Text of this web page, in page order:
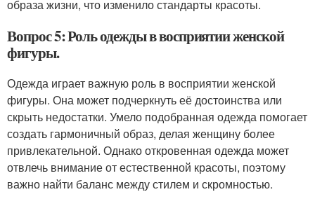
образа жизни, что изменило стандарты красоты.
Вопрос 5: Роль одежды в восприятии женской
фигуры.
Одежда играет важную роль в восприятии женской
фигуры. Она может подчеркнуть её достоинства или
скрыть недостатки. Умело подобранная одежда помогает
создать гармоничный образ, делая женщину более
привлекательной. Однако откровенная одежда может
отвлечь внимание от естественной красоты, поэтому
важно найти баланс между стилем и скромностью.